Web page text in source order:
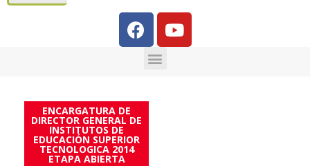
ENCARGATURA DE
DIRECTOR GENERAL DE
INSTITUTOS DE
EDUCACIÓN SUPERIOR
TECNOLOGICA 2014
ETAPA ABIERTA